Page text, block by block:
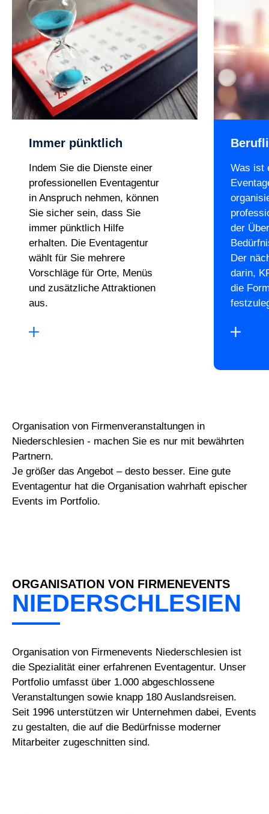
Immer pünktlich
Indem Sie die Dienste einer
professionellen Eventagentur
in Anspruch nehmen, können
Sie sicher sein, dass Sie
immer pünktlich Hilfe
erhalten. Die Eventagentur
wählt für Sie mehrere
Vorschläge für Orte, Menüs
und zusätzliche Attraktionen
aus.
Was ist
der
Der
darin,
die
Organisation von Firmenveranstaltungen in
Niederschlesien - machen Sie es nur mit bewährten
Partnern.
Je größer das Angebot – desto besser. Eine gute
Eventagentur hat die Organisation wahrhaft epischer
Events im Portfolio.
ORGANISATION VON FIRMENEVENTS
NIEDERSCHLESIEN
Organisation von Firmenevents Niederschlesien ist
die Spezialität einer erfahrenen Eventagentur. Unser
Portfolio umfasst über 1.000 abgeschlossene
Veranstaltungen sowie knapp 180 Auslandsreisen.
Seit 1996 unterstützen wir Unternehmen dabei, Events
zu gestalten, die auf die Bedürfnisse moderner
Mitarbeiter zugeschnitten sind.